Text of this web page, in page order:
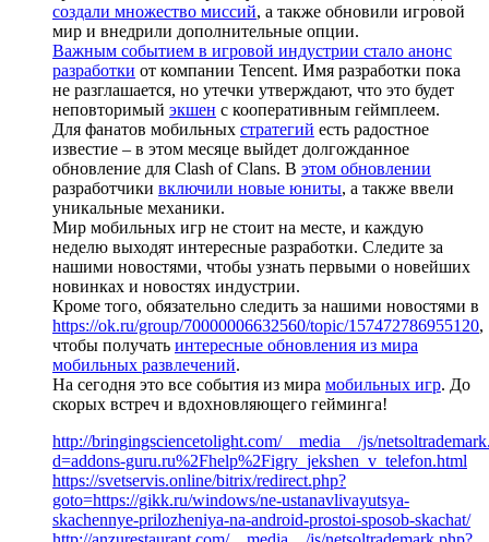
создали множество миссий, а также обновили игровой
мир и внедрили дополнительные опции.
Важным событием в игровой индустрии стало анонс
разработки от компании Tencent. Имя разработки пока
не разглашается, но утечки утверждают, что это будет
неповторимый экшен с кооперативным геймплеем.
Для фанатов мобильных стратегий есть радостное
известие – в этом месяце выйдет долгожданное
обновление для Clash of Clans. В этом обновлении
разработчики включили новые юниты, а также ввели
уникальные механики.
Мир мобильных игр не стоит на месте, и каждую
неделю выходят интересные разработки. Следите за
нашими новостями, чтобы узнать первыми о новейших
новинках и новостях индустрии.
Кроме того, обязательно следить за нашими новостями в
https://ok.ru/group/70000006632560/topic/157472786955120,
чтобы получать интересные обновления из мира
мобильных развлечений.
На сегодня это все события из мира мобильных игр. До
скорых встреч и вдохновляющего гейминга!
http://bringingsciencetolight.com/__media__/js/
d=addons-guru.ru%2Fhelp%2Figry_jekshen_v_telefon.html
https://svetservis.online/bitrix/redirect.php?
goto=https://gikk.ru/windows/ne-ustanavlivayutsya-
skachennye-prilozheniya-na-android-prostoi-sposob-skachat/